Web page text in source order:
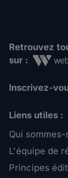
Retrouvez
sur :
Inscrivez-
Liens utiles :
Qui sommes-
L'équipe de
Principes